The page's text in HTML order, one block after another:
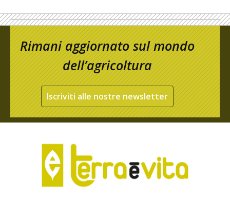
Rimani aggiornato sul mondo
dell’agricoltura
Iscriviti alle nostre newsletter